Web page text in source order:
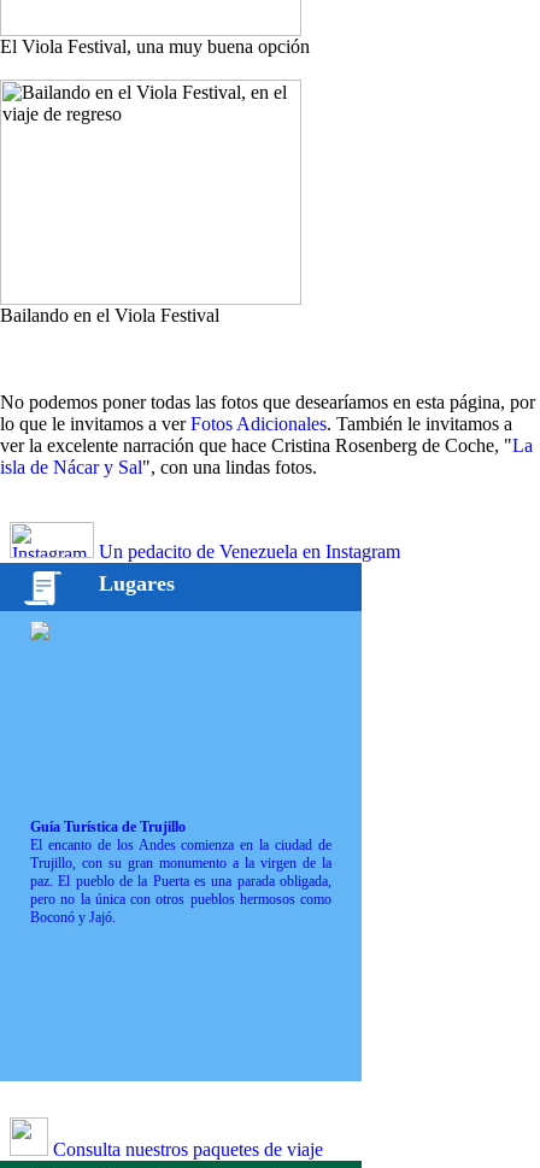
El Viola Festival, una muy buena opción
Bailando en el Viola Festival
No podemos poner todas las fotos que desearíamos en esta página, por
lo que le invitamos a verFotos Adicionales. También le invitamos a
ver la excelente narración que hace Cristina Rosenberg de Coche, "La
isla de Nácar y Sal", con una lindas fotos.
Un pedacito de Venezuela en Instagram
Lugares
Guía Turística de Trujillo
El encanto de los Andes comienza en la ciudad de
Trujillo, con su gran monumento a la virgen de la
paz. El pueblo de la Puerta es una parada obligada,
pero no la única con otros pueblos hermosos como
Boconó y Jajó.
Consulta nuestros paquetes de viaje